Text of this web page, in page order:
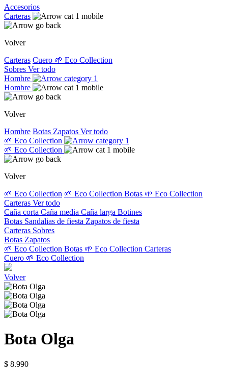
Accesorios
Carteras
Volver
Carteras Cuero 🌱 Eco Collection
Sobres Ver todo
Hombre
Hombre
Volver
Hombre Botas Zapatos Ver todo
🌱 Eco Collection
🌱 Eco Collection
Volver
🌱 Eco Collection 🌱 Eco Collection Botas 🌱 Eco Collection
Carteras Ver todo
Caña corta Caña media Caña larga Botines
Botas Sandalias de fiesta Zapatos de fiesta
Carteras Sobres
Botas Zapatos
🌱 Eco Collection Botas 🌱 Eco Collection Carteras
Cuero 🌱 Eco Collection
Volver
Bota Olga
$ 8.990